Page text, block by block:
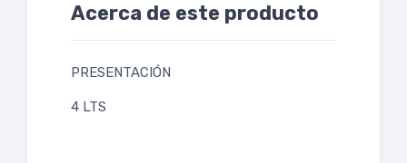
Acerca de este producto
PRESENTACIÓN
4 LTS